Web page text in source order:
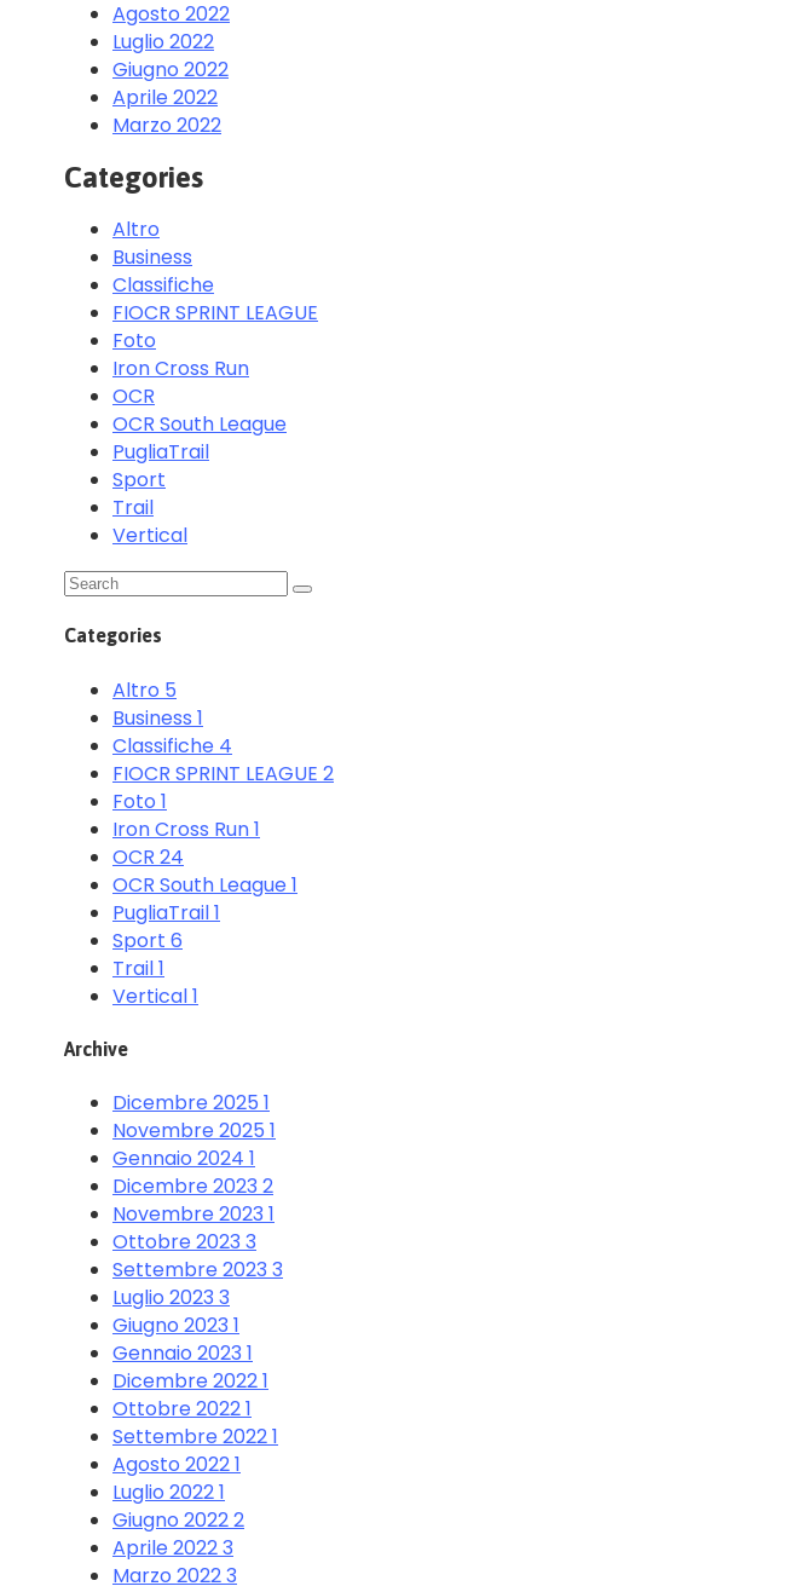
Agosto 2022
Luglio 2022
Giugno 2022
Aprile 2022
Marzo 2022
Categories
Altro
Business
Classifiche
FIOCR SPRINT LEAGUE
Foto
Iron Cross Run
OCR
OCR South League
PugliaTrail
Sport
Trail
Vertical
Categories
Altro 5
Business 1
Classifiche 4
FIOCR SPRINT LEAGUE 2
Foto 1
Iron Cross Run1
OCR 24
OCR South League1
PugliaTrail1
Sport 6
Trail1
Vertical1
Archive
Dicembre 2025 1
Novembre 2025 1
Gennaio 2024 1
Dicembre 2023 2
Novembre 2023 1
Ottobre 2023 3
Settembre 2023 3
Luglio 2023 3
Giugno 2023 1
Gennaio 2023 1
Dicembre 20221
Ottobre 20221
Settembre 20221
Agosto 20221
Luglio 20221
Giugno 20222
Aprile 20223
Marzo 20223